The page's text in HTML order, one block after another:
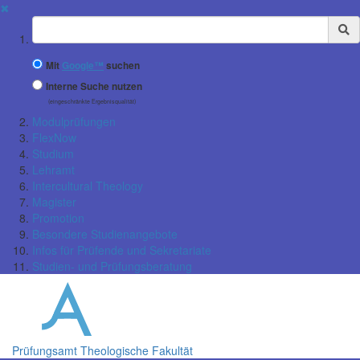
✖
Suchbegriff
Mit Google™ suchen
Interne Suche nutzen
(eingeschränkte Ergebnisqualität)
Modulprüfungen
FlexNow
Studium
Lehramt
Intercultural Theology
Magister
Promotion
Besondere Studienangebote
Infos für Prüfende und Sekretariate
Studien- und Prüfungsberatung
Prüfungsamt Theologische Fakultät